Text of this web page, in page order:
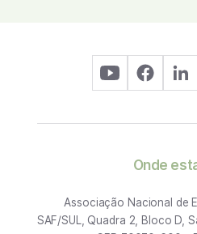
Onde
Associação Nacional de
SAF/SUL, Quadra 2, Bloco D,